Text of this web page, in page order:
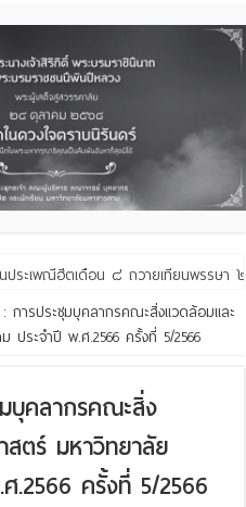
แลกเปลี่ยนเรียนรู้กับบัณฑิตวิทยาลัย ใน
การประชุมบุคลากรคณะสิ่งแวดล้อมและ
ประจำปี พ.ศ.2566 ครั้งที่ 5/2566
บุคลากรคณะสิ่ง
สตร์ มหาวิทยาลัย
.2566 ครั้งที่ 5/2566